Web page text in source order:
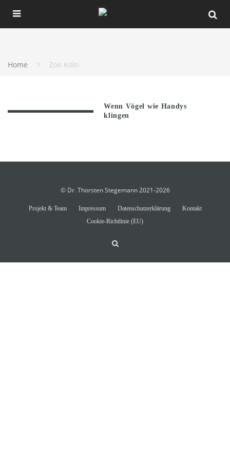
Home Zoo Köln
Wenn Vögel wie Handys
klingen
© Dr. Thorsten Stegemann 2021-2026
Projekt & Team Impressum Datenschutzerklärung
Kontakt
Cookie-Richtlinie (EU)